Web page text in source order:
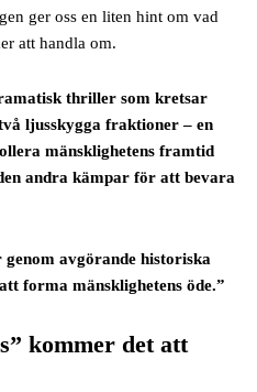
ger oss en liten hint om vad
att handla om.
thriller som kretsar
ljusskygga fraktioner – en
mänsklighetens framtid
andra kämpar för att bevara
avgörande historiska
forma mänsklighetens öde.”
kommer det att